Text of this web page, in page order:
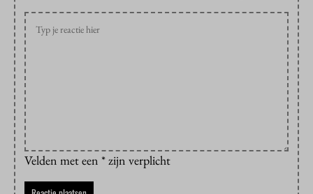
Velden met een * zijn verplicht